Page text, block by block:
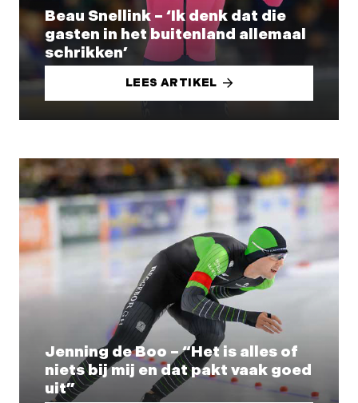
Beau Snellink – ‘Ik denk dat die
gasten in het buitenland allemaal
schrikken’
LEES ARTIKEL
Jenning de Boo – “Het is alles of
niets bij mij en dat pakt vaak goed
uit”